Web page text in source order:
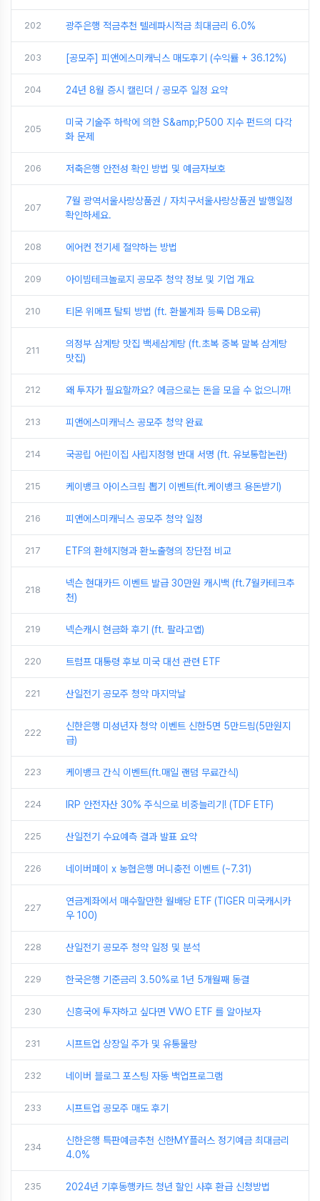
202 광주은행 적금추천 텔레파시적금 최대금리 6.0%
203 [공모주] 피앤에스미캐닉스 매도후기 (수익률 + 36.12%)
204 24년 8월 증시 캘린더 / 공모주 일정 요약
205
미국 기술주 하락에 의한 S&amp;P500 지수 펀드의 다각
화 문제
206 저축은행 안전성 확인 방법 및 예금자보호
207
7월 광역서울사랑상품권 / 자치구서울사랑상품권 발행일정
확인하세요.
208 에어컨 전기세 절약하는 방법
209 아이빔테크놀로지 공모주 청약 정보 및 기업 개요
210 티몬 위메프 탈퇴 방법 (ft. 환불계좌 등록 DB오류)
211
의정부 삼계탕 맛집 백세삼계탕 (ft.초복 중복 말복 삼계탕
맛집)
212 왜 투자가 필요할까요? 예금으로는 돈을 모을 수 없으니까!
213 피앤에스미캐닉스 공모주 청약 완료
214 국공립 어린이집 사립지정형 반대 서명 (ft. 유보통합논란)
215 케이뱅크 아이스크림 뽑기 이벤트(ft.케이뱅크 용돈받기)
216 피앤에스미캐닉스 공모주 청약 일정
217 ETF의 환헤지형과 환노출형의 장단점 비교
218
넥슨 현대카드 이벤트 발급 30만원 캐시백 (ft.7월카테크추
천)
219 넥슨캐시 현금화 후기 (ft. 팔라고앱)
220 트럼프 대통령 후보 미국 대선 관련 ETF
221 산일전기 공모주 청약 마지막날
222
신한은행 미성년자 청약 이벤트 신한5면 5만드림(5만원지
급)
223 케이뱅크 간식 이벤트(ft.매일 랜덤 무료간식)
224 IRP 안전자산 30% 주식으로 비중늘리기! (TDF ETF)
225 산일전기 수요예측 결과 발표 요약
226 네이버페이 x 농협은행 머니충전 이벤트 (~7.31)
227
연금계좌에서 매수할만한 월배당 ETF (TIGER 미국캐시카
우 100)
228 산일전기 공모주 청약 일정 및 분석
229 한국은행 기준금리 3.50%로 1년 5개월째 동결
230 신흥국에 투자하고 싶다면 VWO ETF 를 알아보자
231 시프트업 상장일 주가 및 유통물량
232 네이버 블로그 포스팅 자동 백업프로그램
233 시프트업 공모주 매도 후기
234
신한은행 특판예금추천 신한MY플러스 정기예금 최대금리
4.0%
235 2024년 기후동행카드 청년 할인 사후 환급 신청방법